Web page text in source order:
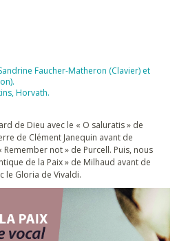
Faucher-Matheron (Clavier) et
Horvath.
de Dieu avec le « O saluratis » de
de Clément Janequin avant de
not » de Purcell. Puis, nous
de la Paix » de Milhaud avant de
le Gloria de Vivaldi.